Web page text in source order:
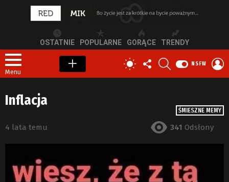
OSTATNIE POPULARNE GORĄCE TRENDY
Menu
PRZEŁĄCZ
SKÓRKĘ
OBSERWUJ
NAS
NSFW
ŚMIESZNE MEMY
Inflacja
4 lata temu 341 Odsłony